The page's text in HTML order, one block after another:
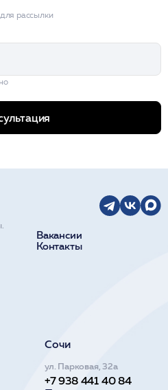
рассылки
Вакансии
Контакты
Сочи
ул. Парковая, 32а
+7 938 441 40 84